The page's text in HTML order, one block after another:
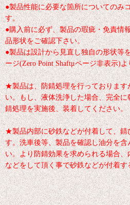
●製品性能に必要な箇所についてのみ
す。
●購入前に必ず、製品の瑕疵・免責
品形状をご確認下さい。
●製品は設計から見直し独自の形状等
ージ(Zero Point Shaftμページ非表示)
★製品は、防錆処理を行っております
い。もし、液体洗浄した場合、完全
錆処理を実施後、装着してください。
★製品内部に砂鉄などが付着して、錆
す。洗車後等、製品を確認し油分を
い。より防錆効果を求められる場合
などをして頂く事で砂鉄などが付着す